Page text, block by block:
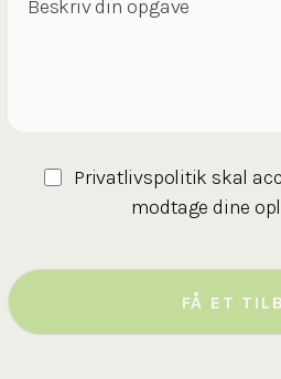
Privatlivspolitik skal
modtage dine